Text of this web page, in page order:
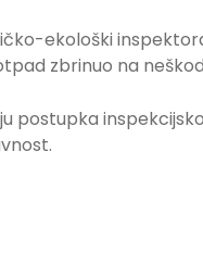
ekološki
zbrinuo na
postupka